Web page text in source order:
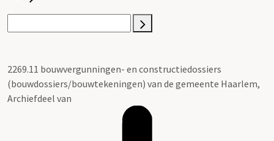
2269.11 bouwvergunningen- en constructiedossiers
(bouwdossiers/bouwtekeningen) van de gemeente Haarlem,
Archiefdeel van